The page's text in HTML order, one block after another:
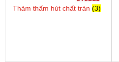
Thảm thấm hút chất tràn(3)